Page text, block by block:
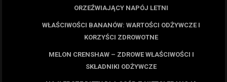
ORZEŹWIAJĄCY NAPÓJ LETNI
WŁAŚCIWOŚCI BANANÓW: WARTOŚCI ODŻYWCZE I
KORZYŚCI ZDROWOTNE
MELON CRENSHAW – ZDROWE WŁAŚCIWOŚCI I
SKŁADNIKI ODŻYWCZE